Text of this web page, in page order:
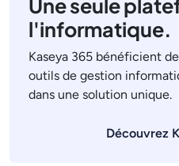
Une seule
l'informatique.
Kaseya 365 bénéficient
outils de gestion
dans une solution unique.
Découvrez